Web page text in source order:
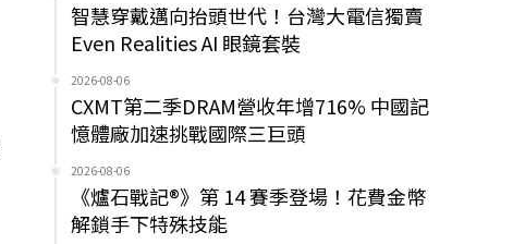
智慧穿戴邁向抬頭世代！台灣大電信獨賣
Even Realities AI 眼鏡套裝
2026-08-06
CXMT第二季DRAM營收年增716% 中國記
憶體廠加速挑戰國際三巨頭
2026-08-06
《爐石戰記®》第 14 賽季登場！花費金幣
解鎖手下特殊技能